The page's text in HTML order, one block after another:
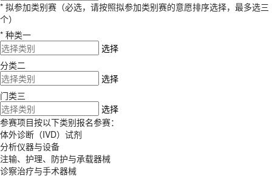
* 拟参加类别赛（必选，请按照拟参加类别赛的意愿排序选择，最多选三
个）
* 种类一
选择
分类二
选择
门类三
选择
参赛项目按以下类别报名参赛：
体外诊断（IVD）试剂
分析仪器与设备
注输、护理、防护与承载器械
诊察治疗与手术器械